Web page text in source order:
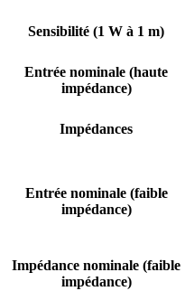
Sensibilité (1 W à 1 m)
Entrée nominale (haute
impédance)
Impédances
Entrée nominale (faible
impédance)
Impédance nominale (faible
impédance)